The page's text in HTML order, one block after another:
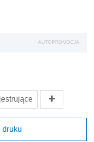
AUTOPROMOCJA
druku